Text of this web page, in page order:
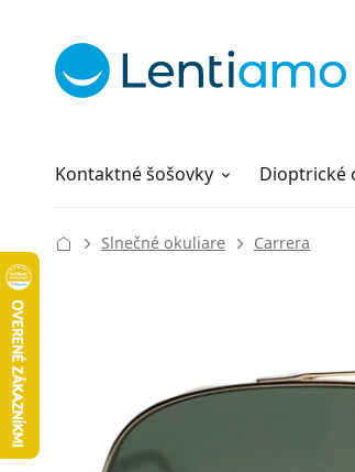
Kontaktné šošovky
Roztoky Dioptrické
Všetko o nákupe
Slnečné okuliare Carrera